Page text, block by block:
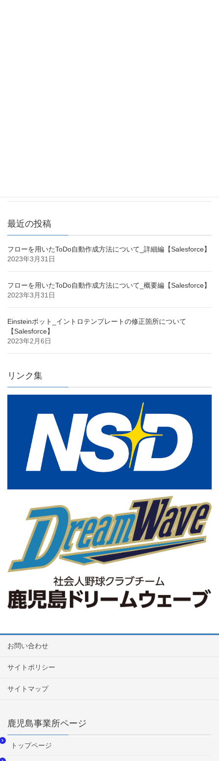
最近の投稿
フローを用いたToDo自動作成方法について_詳細編【Salesforce】
2023年3月31日
フローを用いたToDo自動作成方法について_概要編【Salesforce】
2023年3月31日
Einsteinボット_イントロテンプレートの修正箇所について
【Salesforce】
2023年2月6日
リンク集
お問い合わせ
サイトポリシー
サイトマップ
鹿児島事業所ページ
トップページ